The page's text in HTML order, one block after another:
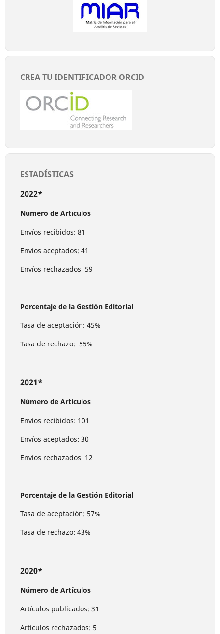
CREA TU IDENTIFICADOR ORCID
ESTADÍSTICAS
2022*
Número de Artículos
Envíos recibidos: 81
Envíos aceptados: 41
Envíos rechazados: 59
Porcentaje de la Gestión Editorial
Tasa de aceptación: 45%
Tasa de rechazo: 55%
2021*
Número de Artículos
Envíos recibidos: 101
Envíos aceptados: 30
Envíos rechazados: 12
Porcentaje de la Gestión Editorial
Tasa de aceptación: 57%
Tasa de rechazo: 43%
2020*
Número de Artículos
Artículos publicados: 31
Artículos rechazados: 5